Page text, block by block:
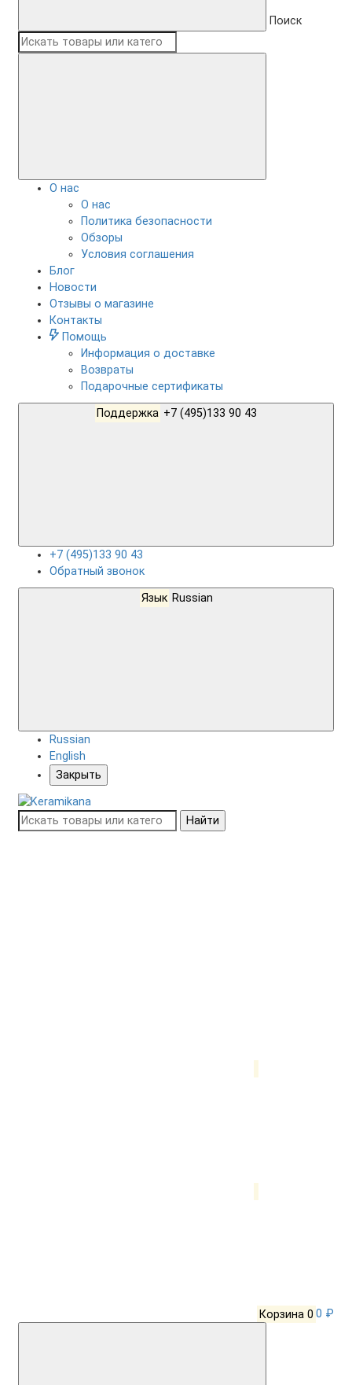
Поиск
О нас
О нас
Политика безопасности
Обзоры
Условия соглашения
Блог
Новости
Отзывы о магазине
Контакты
Помощь
Информация о доставке
Возвраты
Подарочные сертификаты
Поддержка
+7 (495)133 90 43
Обратный звонок
Язык Russian
Russian
English
Закрыть
Найти
Корзина 0 0 ₽